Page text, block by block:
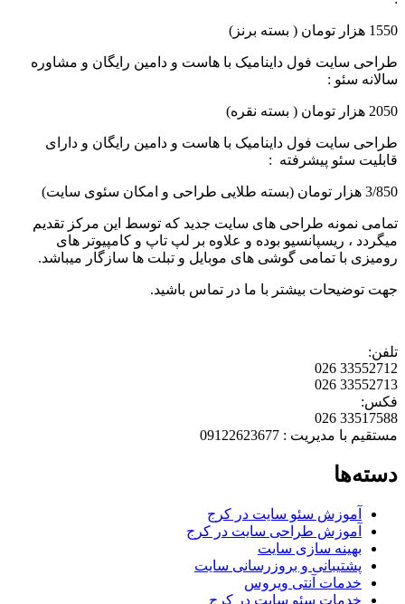
1550 هزار تومان ( بسته برنز)
طراحی سایت فول داینامیک با هاست و دامین رایگان و مشاوره
سالانه سئو :
2050 هزار تومان ( بسته نقره)
طراحی سایت فول داینامیک با هاست و دامین رایگان و دارای
قابلیت سئو پیشرفته :
3/850 هزار تومان (بسته طلایی طراحی و امکان سئوی سایت)
تمامی نمونه طراحی های سایت جدید که توسط این مرکز تقدیم
میگردد ، ریسپانسیو بوده و علاوه بر لپ تاپ و کامپیوتر های
رومیزی با تمامی گوشی های موبایل و تبلت ها سازگار میباشد.
جهت توضیحات بیشتر با ما در تماس باشید.
تلفن:
33552712 026
33552713 026
فکس:
33517588 026
مستقیم با مدیریت : 09122623677
دسته‌ها
آموزش سئو سایت در کرج
آموزش طراحی سایت در کرج
بهینه سازی سایت
پشتیبانی و بروزرسانی سایت
خدمات آنتی ویروس
خدمات سئو سایت در کرج